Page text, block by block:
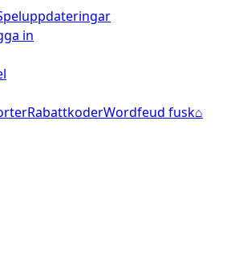
in
RabattkoderWordfeud fusk⌂